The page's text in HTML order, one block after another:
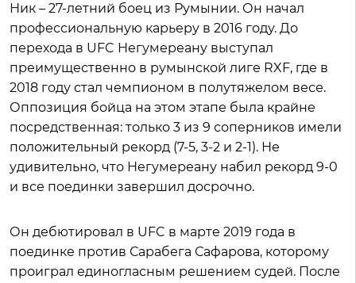
Ник – 27-летний боец из Румынии. Он начал
профессиональную карьеру в 2016 году. До
перехода в UFC Негумереану выступал
преимущественно в румынской лиге RXF, где в
2018 году стал чемпионом в полутяжелом весе.
Оппозиция бойца на этом этапе была крайне
посредственная: только 3 из 9 соперников имели
положительный рекорд (7-5, 3-2 и 2-1). Не
удивительно, что Негумереану набил рекорд 9-0
и все поединки завершил досрочно.
Он дебютировал в UFC в марте 2019 года в
поединке против Сарабега Сафарова, которому
проиграл единогласным решением судей. После